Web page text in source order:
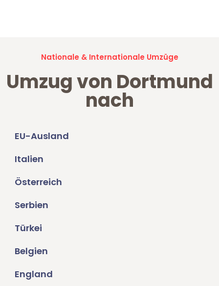
Nationale & Internationale Umzüge
Umzug von Dortmund
nach
EU-Ausland
Italien
Österreich
Serbien
Türkei
Belgien
England